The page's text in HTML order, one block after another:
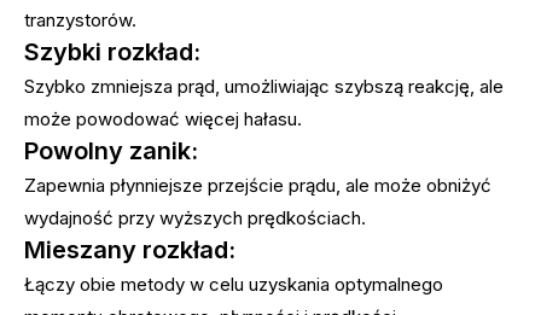
tranzystorów.
Szybki rozkład:
Szybko zmniejsza prąd, umożliwiając szybszą reakcję, ale
może powodować więcej hałasu.
Powolny zanik:
Zapewnia płynniejsze przejście prądu, ale może obniżyć
wydajność przy wyższych prędkościach.
Mieszany rozkład:
Łączy obie metody w celu uzyskania optymalnego